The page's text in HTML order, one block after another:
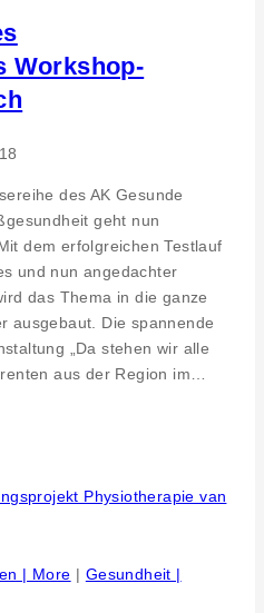
Workshop-
des AK Gesunde
geht nun
dem erfolgreichen Testlauf
und nun angedachter
das Thema in die ganze
ausgebaut. Die spannende
„Da stehen wir alle
aus der Region im…
| More | Gesundheit |